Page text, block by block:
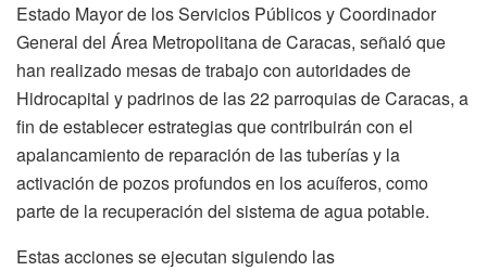
Estado Mayor de los Servicios Públicos y Coordinador
General del Área Metropolitana de Caracas, señaló que
han realizado mesas de trabajo con autoridades de
Hidrocapital y padrinos de las 22 parroquias de Caracas, a
fin de establecer estrategias que contribuirán con el
apalancamiento de reparación de las tuberías y la
activación de pozos profundos en los acuíferos, como
parte de la recuperación del sistema de agua potable.
Estas acciones se ejecutan siguiendo las